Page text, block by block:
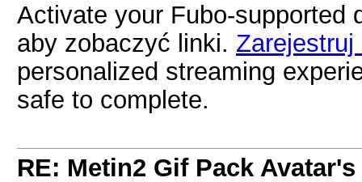
Activate your Fubo-supported
aby zobaczyć linki.
personalized streaming
safe to complete.
RE: Metin2 Gif Pack Avatar's